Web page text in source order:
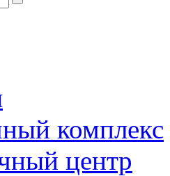
комплекс
центр